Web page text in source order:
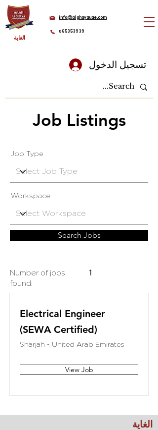
info@alghayauae.com
065353939
الغاية
تسجيل الدخول
Job Listings
Job Type
Workspace
Search Jobs
Number of jobs
found:
1
Electrical Engineer
(SEWA Certified)
Sharjah - United Arab Emirates
View Job
الغاية